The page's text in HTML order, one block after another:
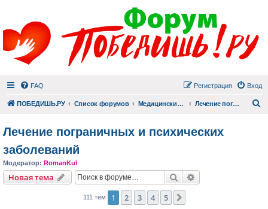
FAQ Вход
Регистрация
ПОБЕДИШЬ.РУ Список форумов Медицинский раздел Лечение пограничных и психических заболеваний
Лечение пограничных и психических
заболеваний
Модератор: RomanKul
Новая тема Поиск
111 тем 1 2 3 4 5